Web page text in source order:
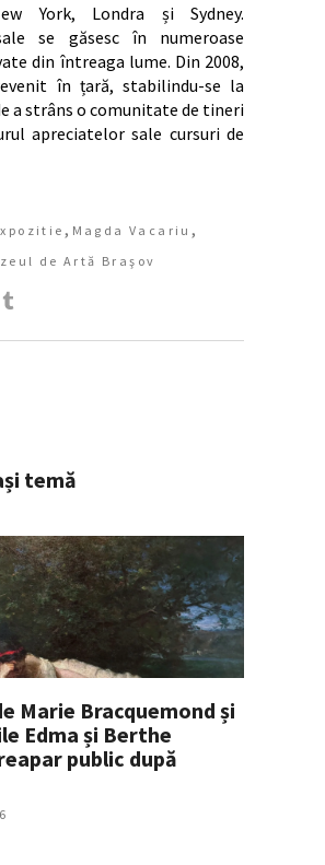
York, Londra și Sydney.
se găsesc în numeroase
din întreaga lume. Din 2008,
în țară, stabilindu-se la
a strâns o comunitate de tineri
apreciatelor sale cursuri de
, Magda Vacariu ,
de Artă Braşov
temă
Marie Bracquemond și
Edma și Berthe
public după